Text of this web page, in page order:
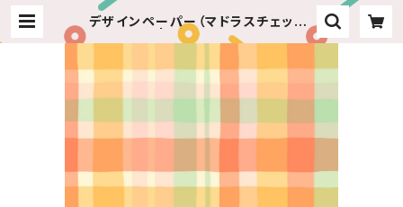
デザインペーパー（マドラスチェック）
５枚入 | ねこちゃんのおみせ